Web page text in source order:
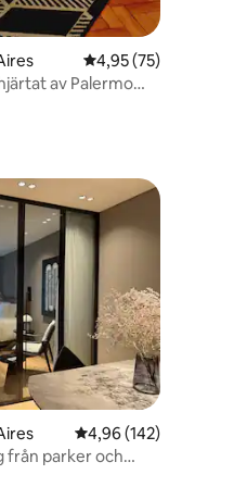
4,95 av 5 i
4,95 (75)
av Palermo
omdömen
4,96 av 5 i
4,96 (142)
från parker och